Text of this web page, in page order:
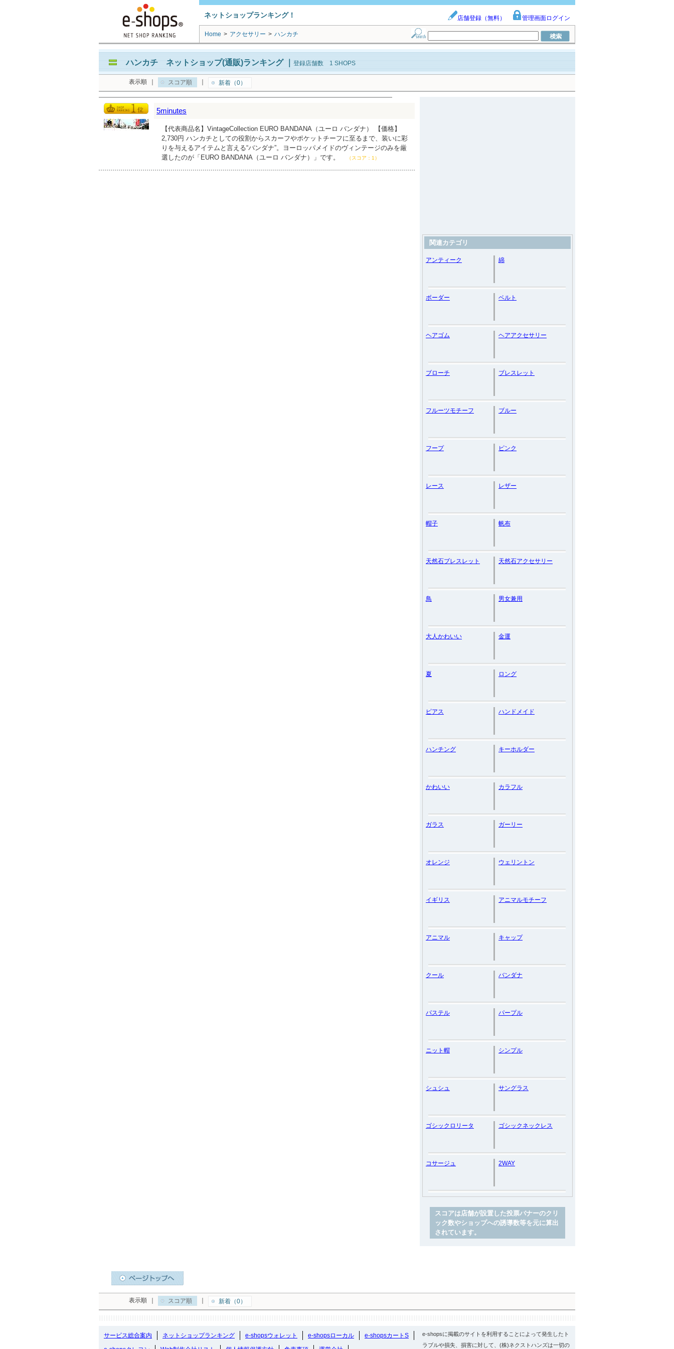
ネットショップランキング！ 店舗登録（無料） 管理画面ログイン
Home > アクセサリー > ハンカチ
ハンカチ ネットショップ(通販)ランキング｜ 登録店舗数 1 SHOPS
表示順 スコア順 新着（0）
5minutes
【代表商品名】VintageCollection EURO BANDANA（ユーロ バンダナ） 【価格】
2,730円 ハンカチとしての役割からスカーフやポケットチーフに至るまで、装いに彩
りを与えるアイテムと言える“バンダナ”。ヨーロッパメイドのヴィンテージのみを厳
選したのが「EURO BANDANA（ユーロ バンダナ）」です。
（スコア：1）
関連カテゴリ
アンティーク 綿
ボーダー ベルト
ヘアゴム ヘアアクセサリー
ブローチ ブレスレット
フルーツモチーフ ブルー
フープ ピンク
レース レザー
帽子 帆布
天然石ブレスレット 天然石アクセサリー
鳥 男女兼用
大人かわいい 金運
夏 ロング
ピアス ハンドメイド
ハンチング キーホルダー
かわいい カラフル
ガラス ガーリー
オレンジ ウェリントン
イギリス アニマルモチーフ
アニマル キャップ
クール バンダナ
パステル パープル
ニット帽 シンプル
シュシュ サングラス
ゴシックロリータ ゴシックネックレス
コサージュ 2WAY
スコアは店舗が設置した投票バナーのクリ
ック数やショップへの誘導数等を元に算出
されています。
表示順 スコア順 新着（0）
サービス総合案内 ネットショップランキング e-shopsウォレット e-shopsローカル
e-shopsカートS
e-shopsに掲載のサイトを利用することによって発生したト
ラブルや損失、損害に対して、(株)ネクストハンズは一切の